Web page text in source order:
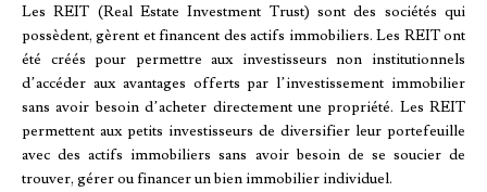
Les REIT (Real Estate Investment Trust) sont des sociétés qui
possèdent, gèrent et financent des actifs immobiliers. Les REIT ont
été créés pour permettre aux investisseurs non institutionnels
d’accéder aux avantages offerts par l’investissement immobilier
sans avoir besoin d’acheter directement une propriété. Les REIT
permettent aux petits investisseurs de diversifier leur portefeuille
avec des actifs immobiliers sans avoir besoin de se soucier de
trouver, gérer ou financer un bien immobilier individuel.